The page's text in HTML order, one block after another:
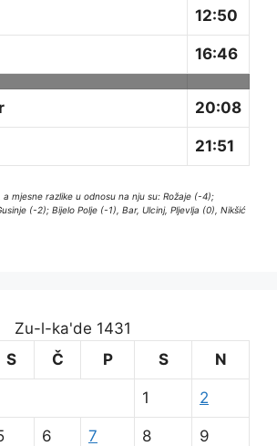
12:50
16:46
20:08
21:51
a mjesne razlike u odnosu na nju su: Rožaje (-4);
(-2); Bijelo Polje (-1), Bar, Ulcinj, Pljevlja (0), Nikšić
Zu-l-ka'de 1431
S Č P S N
1 2
6 7 8 9